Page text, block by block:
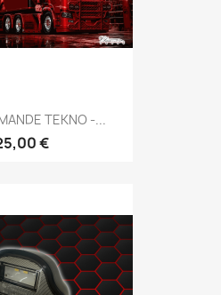
TEKNO -...
€